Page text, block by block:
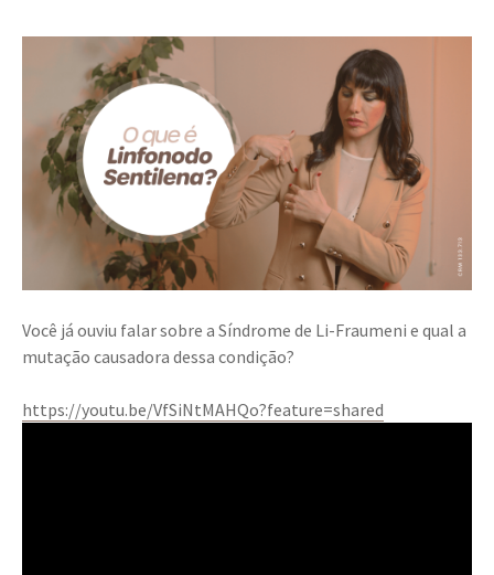
Você já ouviu falar sobre a Síndrome de Li-Fraumeni e qual a
mutação causadora dessa condição?
https://youtu.be/VfSiNtMAHQo?feature=shared